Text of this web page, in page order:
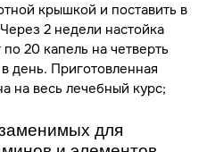
крышкой и поставить в
2 недели настойка
20 капель на четверть
день. Приготовленная
на весь лечебный курс;
для